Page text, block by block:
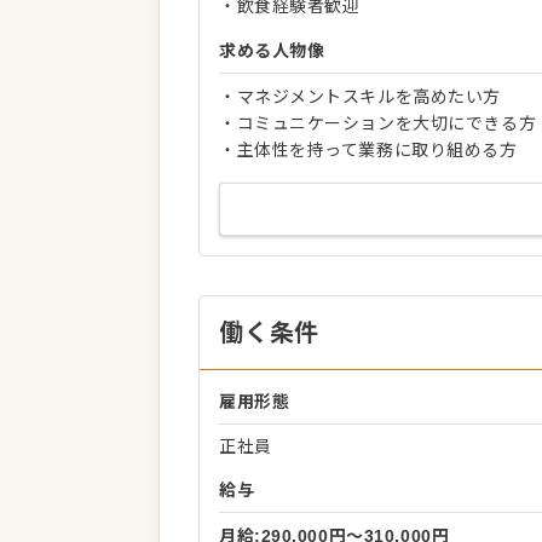
・飲食経験者歓迎
求める人物像
・マネジメントスキルを高めたい方
・コミュニケーションを大切にできる方
・主体性を持って業務に取り組める方
働く条件
雇用形態
正社員
給与
月給:290,000円〜310,000円